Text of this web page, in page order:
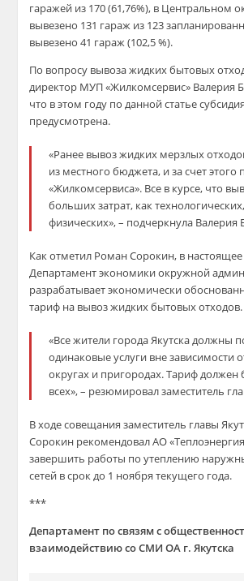
гаражей из 170 (61,76%), в Центральном
вывезено 131 гараж из 123
вывезено 41 гараж (102,5 %).
По вопросу вывоза жидких бытовых
директор МУП «Жилкомсервис» Валерия
что в этом году по данной статье
предусмотрена.
«Ранее вывоз жидких мерзлых
из местного бюджета, и за счет этого
«Жилкомсервиса». Все в курсе, что
больших затрат, как
физических», – подчеркнула Валерия
Как отметил Роман Сорокин, в
Департамент экономики окружной
разрабатывает экономически
тариф на вывоз жидких бытовых отходов.
«Все жители города Якутска должны
одинаковые услуги вне зависимости
округах и пригородах. Тариф
всех», – резюмировал заместитель
В ходе совещания заместитель главы
Сорокин рекомендовал АО
завершить работы по утеплению
сетей в срок до 1 ноября текущего года.
***
Департамент по связям с
взаимодействию со СМИ ОА г. Якутска